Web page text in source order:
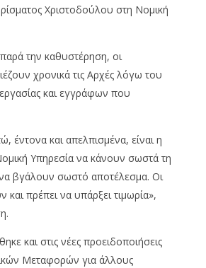
Χριστοδούλου στη Νομική
παρά την καθυστέρηση, οι
χρονικά τις Αρχές λόγω του
και εγγράφων που
έντονα και απελπισμένα, είναι η
Υπηρεσία να κάνουν σωστά τη
βγάλουν σωστό αποτέλεσμα. Οι
πρέπει να υπάρξει τιμωρία»,
και στις νέες προειδοποιήσεις
Μεταφορών για άλλους